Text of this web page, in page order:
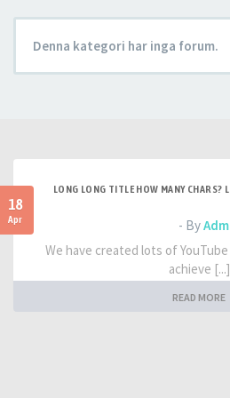
Denna kategori har inga forum.
18
Apr
LONG LONG TITLE HOW MANY CHARS?
- By
We have created lots of
achieve [...]
READ MORE